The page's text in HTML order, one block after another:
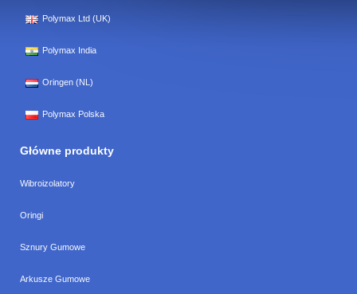
Polymax Ltd (UK)
Polymax India
Oringen (NL)
Polymax Polska
Główne produkty
Wibroizolatory
Oringi
Sznury Gumowe
Arkusze Gumowe